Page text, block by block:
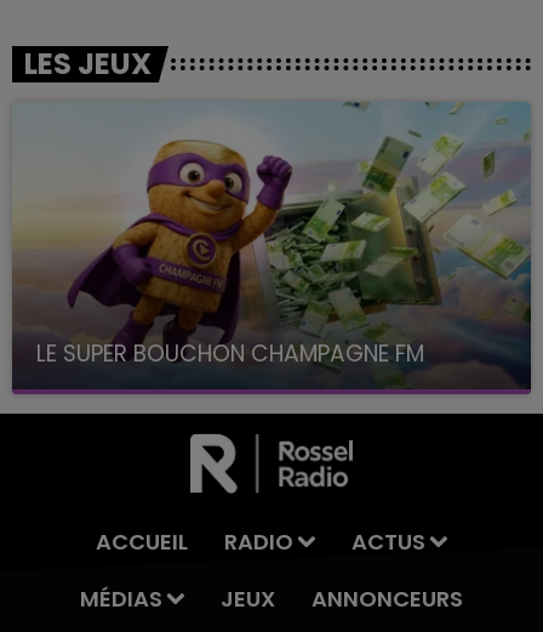
LES JEUX
LE SUPER BOUCHON CHAMPAGNE FM
avec La Famille Champagne FM, à 8H10
ACCUEIL RADIO
ACTUS
MÉDIAS
JEUX ANNONCEURS